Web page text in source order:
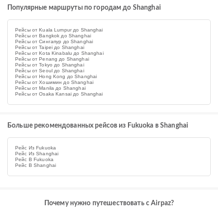
Популярные маршруты по городам до Shanghai
Рейсы от Kuala Lumpur до Shanghai
Рейсы от Bangkok до Shanghai
Рейсы от Сингапур до Shanghai
Рейсы от Taipei до Shanghai
Рейсы от Kota Kinabalu до Shanghai
Рейсы от Penang до Shanghai
Рейсы от Tokyo до Shanghai
Рейсы от Seoul до Shanghai
Рейсы от Hong Kong до Shanghai
Рейсы от Хошимин до Shanghai
Рейсы от Manila до Shanghai
Рейсы от Osaka Kansai до Shanghai
Больше рекомендованных рейсов из Fukuoka в Shanghai
Рейс Из Fukuoka
Рейс Из Shanghai
Рейс В Fukuoka
Рейс В Shanghai
Почему нужно путешествовать с Airpaz?